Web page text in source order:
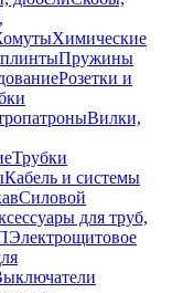
Химические
Пружины
Розетки и
Вилки,
Трубки
Кабель и системы
Силовой
для труб,
Электрощитовое